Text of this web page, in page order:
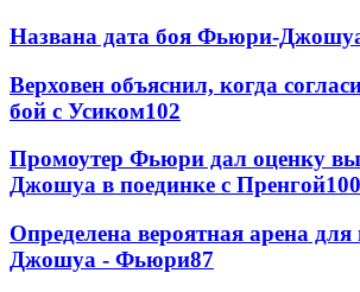
Названа дата боя Фьюри-
Верховен объяснил, когда
бой с Усиком102
Промоутер Фьюри дал оценку
Джошуа в поединке с Пренгой100
Определена вероятная арена для
Джошуа - Фьюри87